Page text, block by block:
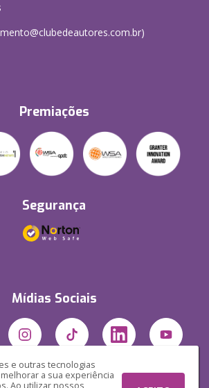
e outras tecnologias
a sua experiência
Ao utilizar nossos
Premiações
Segurança
Mídias Sociais